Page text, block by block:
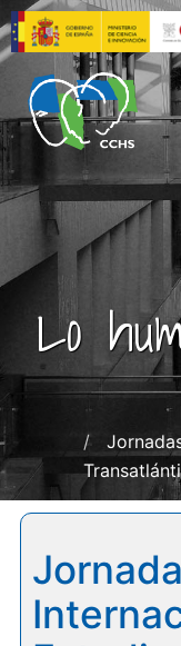
Pasar
al
contenido
principal
Lo